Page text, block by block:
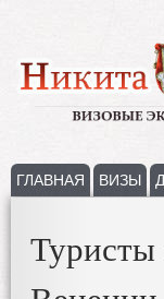
ГЛАВНАЯ ВИЗЫ
Туристы